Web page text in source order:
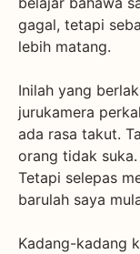
gagal, tetapi
lebih matang.
Inilah yang
jurukamera
ada rasa takut.
orang tidak
Tetapi selepas
barulah saya
Kadang-kadang